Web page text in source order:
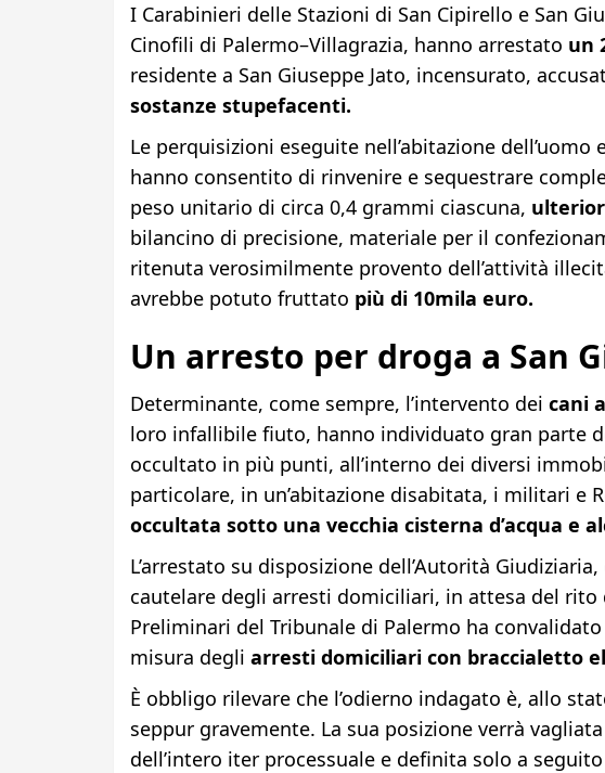
I Carabinieri delle Stazioni di San Cipirello e San
Cinofili di Palermo–Villagrazia, hanno arrestato un
residente a San Giuseppe Jato, incensurato,
sostanze stupefacenti.
Le perquisizioni eseguite nell’abitazione
hanno consentito di rinvenire e sequestrare
peso unitario di circa 0,4 grammi ciascuna,
bilancino di precisione, materiale per il
ritenuta verosimilmente provento dell’attività
avrebbe potuto fruttato più di 10mila euro.
Un arresto per droga a San
Determinante, come sempre, l’intervento dei cani
loro infallibile fiuto, hanno individuato gran parte
occultato in più punti, all’interno dei diversi
particolare, in un’abitazione disabitata, i militari e
occultata sotto una vecchia cisterna d’acqua e
L’arrestato su disposizione dell’Autorità
cautelare degli arresti domiciliari, in attesa del
Preliminari del Tribunale di Palermo ha
misura degli arresti domiciliari con braccialetto
È obbligo rilevare che l’odierno indagato è, allo
seppur gravemente. La sua posizione verrà
dell’intero iter processuale e definita solo a